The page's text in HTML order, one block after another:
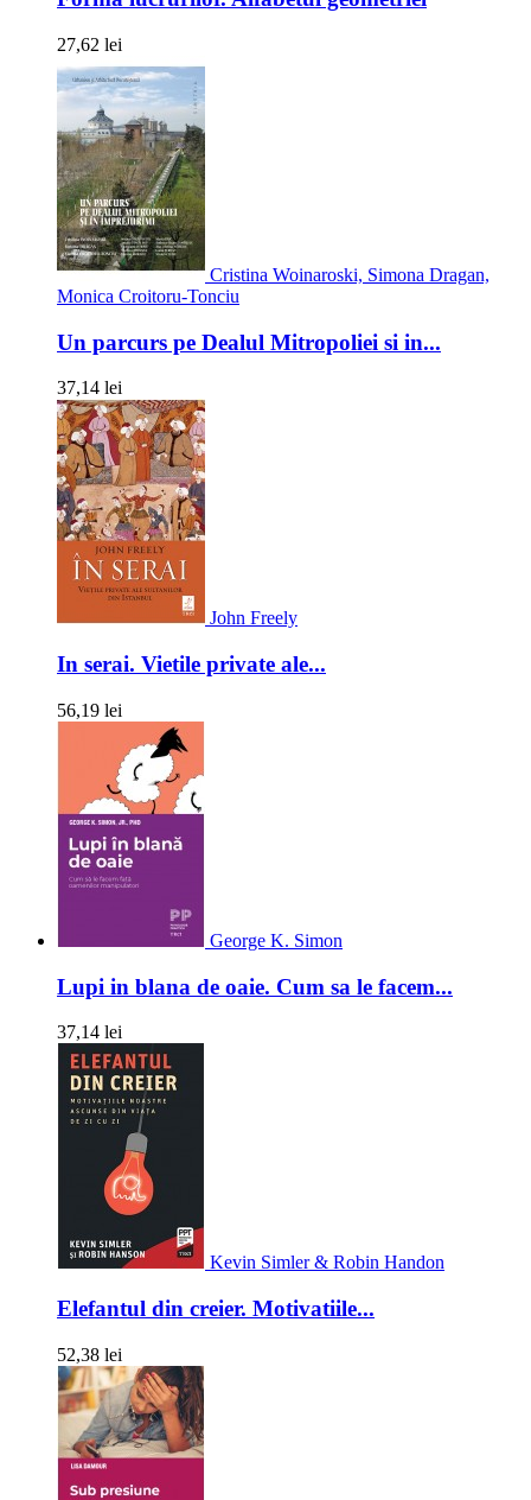
27,62 lei
Cristina Woinaroski, Simona Dragan,
Monica Croitoru-Tonciu
Un parcurs pe Dealul Mitropoliei si in...
37,14 lei
John Freely
In serai. Vietile private ale...
56,19 lei
George K. Simon
Lupi in blana de oaie. Cum sa le facem...
37,14 lei
Kevin Simler & Robin Handon
Elefantul din creier. Motivatiile...
52,38 lei